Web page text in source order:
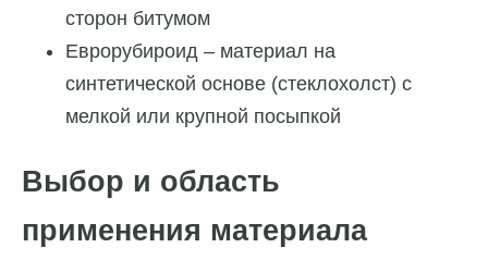
сторон битумом
Еврорубироид – материал на
синтетической основе (стеклохолст) с
мелкой или крупной посыпкой
Выбор и область
применения материала